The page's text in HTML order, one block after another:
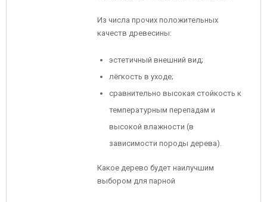
Из числа прочих положительных
качеств древесины:
эстетичный внешний вид;
лёгкость в уходе;
сравнительно высокая стойкость к
температурным перепадам и
высокой влажности (в
зависимости породы дерева).
Какое дерево будет наилучшим
выбором для парной